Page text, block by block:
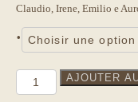
Claudio, Irene, Emilio e
•
quantité
de
AJOUTER